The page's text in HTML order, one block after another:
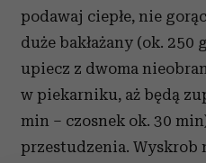
podawaj ciepłe, nie
duże bakłażany (ok. 250
upiecz z dwoma
w piekarniku, aż będą
min – czosnek ok. 30
przestudzenia. Wyskrob